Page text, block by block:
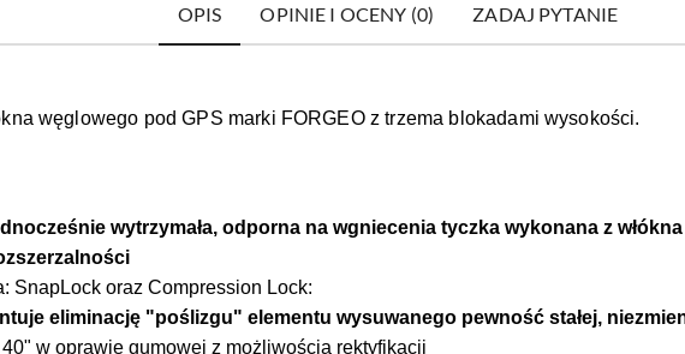
OPIS OPINIE I OCENY (0) ZADAJ PYTANIE
węglowego pod GPS marki FORGEO z trzema blokadami wysokości.
wytrzymała, odporna na wgniecenia tyczka wykonana z
SnapLock oraz Compression Lock:
eliminację "poślizgu" elementu wysuwanego pewność stałej,
w oprawie gumowej z możliwością rektyfikacji